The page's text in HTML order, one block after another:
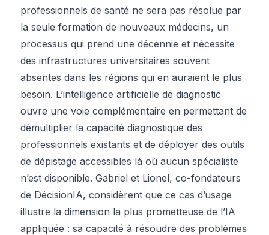
professionnels de santé ne sera pas résolue par
la seule formation de nouveaux médecins, un
processus qui prend une décennie et nécessite
des infrastructures universitaires souvent
absentes dans les régions qui en auraient le plus
besoin. L’intelligence artificielle de diagnostic
ouvre une voie complémentaire en permettant de
démultiplier la capacité diagnostique des
professionnels existants et de déployer des outils
de dépistage accessibles là où aucun spécialiste
n’est disponible. Gabriel et Lionel, co-fondateurs
de DécisionIA, considèrent que ce cas d’usage
illustre la dimension la plus prometteuse de l’IA
appliquée : sa capacité à résoudre des problèmes